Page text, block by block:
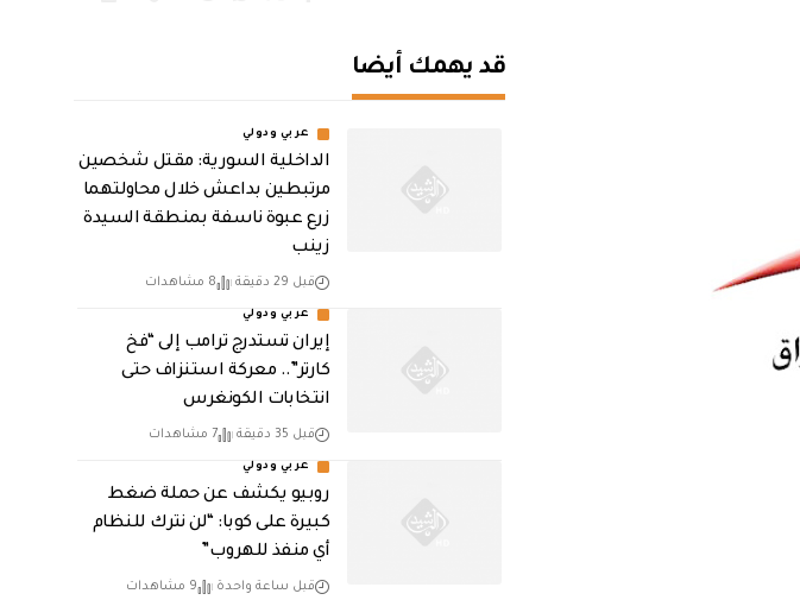
قد يهمك أيضا
عربي ودولي
الداخلية السورية: مقتل شخصين
مرتبطين بداعش خلال محاولتهما
زرع عبوة ناسفة بمنطقة السيدة
زينب
قبل 29 دقيقة 8 مشاهدات
عربي ودولي
إيران تستدرج ترامب إلى “فخ
كارتر”.. معركة استنزاف حتى
انتخابات الكونغرس
قبل 35 دقيقة 7 مشاهدات
عربي ودولي
روبيو يكشف عن حملة ضغط
كبيرة على كوبا: “لن نترك للنظام
أي منفذ للهروب”
قبل ساعة واحدة 9 مشاهدات